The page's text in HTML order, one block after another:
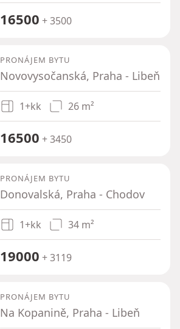
16500 + 3500
PRONÁJEM BYTU
Novovysočanská, Praha - Libeň
1+kk 26 m²
16500 + 3450
PRONÁJEM BYTU
Donovalská, Praha - Chodov
1+kk 34 m²
19000 + 3119
PRONÁJEM BYTU
Na Kopanině, Praha - Libeň